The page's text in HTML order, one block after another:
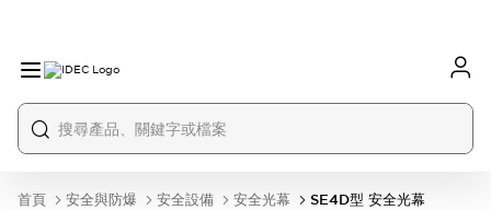
首頁 安全與防爆 安全設備 安全光幕 SE4D型 安全光幕